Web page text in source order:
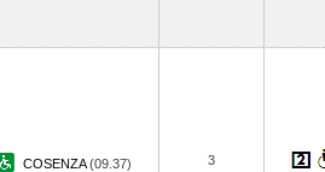
COSENZA(09.37) 3